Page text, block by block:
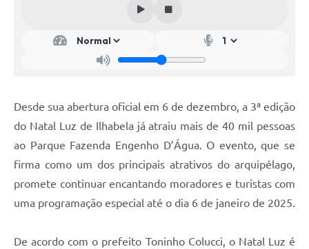
Desde sua abertura oficial em 6 de dezembro, a 3ª edição
do Natal Luz de Ilhabela já atraiu mais de 40 mil pessoas
ao Parque Fazenda Engenho D’Água. O evento, que se
firma como um dos principais atrativos do arquipélago,
promete continuar encantando moradores e turistas com
uma programação especial até o dia 6 de janeiro de 2025.
De acordo com o prefeito Toninho Colucci, o Natal Luz é